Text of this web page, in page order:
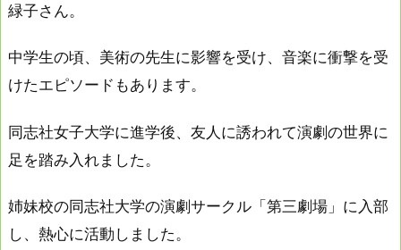
緑子さん。
中学生の頃、美術の先生に影響を受け、音楽に衝撃を受
けたエピソードもあります。
同志社女子大学に進学後、友人に誘われて演劇の世界に
足を踏み入れました。
姉妹校の同志社大学の演劇サークル「第三劇場」に入部
し、熱心に活動しました。